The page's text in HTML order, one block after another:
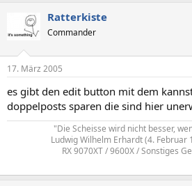
Ratterkiste
Commander
17. März 2005
es gibt den edit button mit dem
doppelposts sparen die sind hier
"Die Scheisse wird nicht besser,
Ludwig Wilhelm Erhardt (4. Februar
RX 9070XT / 9600X / Sonstiges